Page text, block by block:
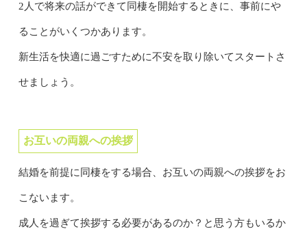
2人で将来の話ができて同棲を開始するときに、事前にや
ることがいくつかあります。
新生活を快適に過ごすために不安を取り除いてスタートさ
せましょう。
お互いの両親への挨拶
結婚を前提に同棲をする場合、お互いの両親への挨拶をお
こないます。
成人を過ぎて挨拶する必要があるのか？と思う方もいるか